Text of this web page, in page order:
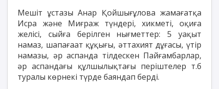
Мешіт ұстазы Анар Қойшығұлова жамағатқа
Исра және Миғраж түндері, хикметі, оқиға
желісі, сыйға берілген нығметтер: 5 уақыт
намаз, шапағаат құқығы, әттахият дұғасы, үтір
намазы, әр аспанда тілдескен Пайғамбарлар,
әр аспандағы құлшылықтағы періштелер т.б
туралы көрнекі түрде баяндап берді.